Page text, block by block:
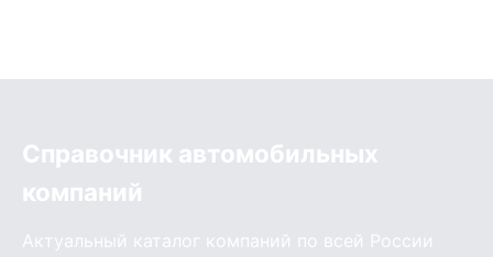
Справочник автомобильных
компаний
Актуальный каталог компаний по всей России